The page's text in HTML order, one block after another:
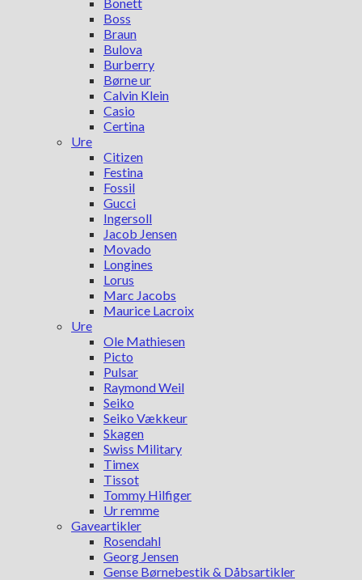
Boss
Braun
Bulova
Burberry
Børne ur
Calvin Klein
Casio
Certina
Ure
Citizen
Festina
Fossil
Gucci
Ingersoll
Jacob Jensen
Movado
Longines
Lorus
Marc Jacobs
Maurice Lacroix
Ure
Ole Mathiesen
Picto
Pulsar
Raymond Weil
Seiko
Seiko Vækkeur
Skagen
Swiss Military
Timex
Tissot
Tommy Hilfiger
Ur remme
Gaveartikler
Rosendahl
Georg Jensen
Gense Børnebestik & Dåbsartikler